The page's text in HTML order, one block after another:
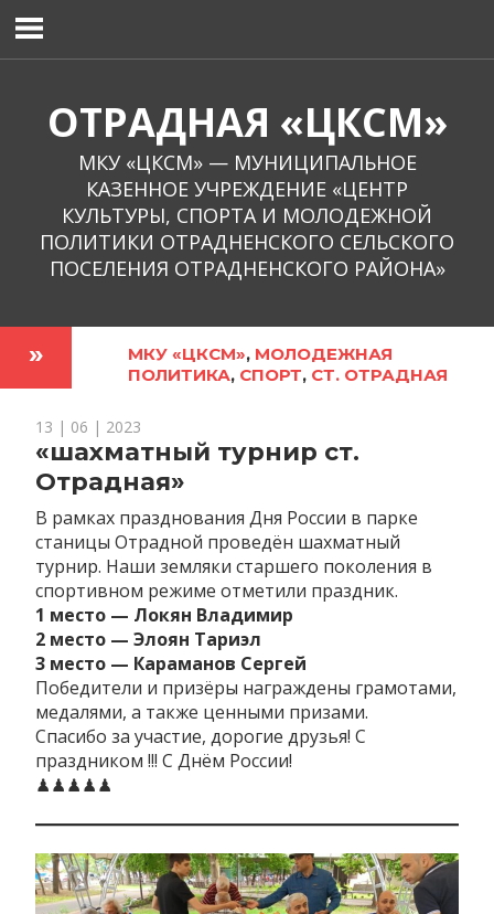
содержимому
ОТРАДНАЯ «ЦКСМ»
МКУ «ЦКСМ» — МУНИЦИПАЛЬНОЕ
КАЗЕННОЕ УЧРЕЖДЕНИЕ «ЦЕНТР
КУЛЬТУРЫ, СПОРТА И МОЛОДЕЖНОЙ
ПОЛИТИКИ ОТРАДНЕНСКОГО СЕЛЬСКОГО
ПОСЕЛЕНИЯ ОТРАДНЕНСКОГО РАЙОНА»
МКУ «ЦКСМ», МОЛОДЕЖНАЯ
ПОЛИТИКА, СПОРТ, СТ. ОТРАДНАЯ
13 | 06 | 2023
«шахматный турнир ст.
Отрадная»
В рамках празднования Дня России в парке
станицы Отрадной проведён шахматный
турнир. Наши земляки старшего поколения в
спортивном режиме отметили праздник.
1 место — Локян Владимир
2 место — Элоян Тариэл
3 место — Караманов Сергей
Победители и призёры награждены грамотами,
медалями, а также ценными призами.
Спасибо за участие, дорогие друзья! С
праздником !!! С Днём России!
♟♟♟♟♟